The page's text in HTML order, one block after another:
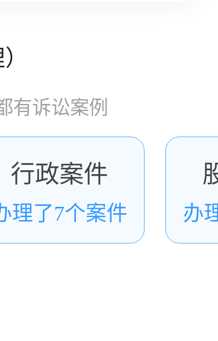
有诉讼案例
行政案件
理了7个案件 办